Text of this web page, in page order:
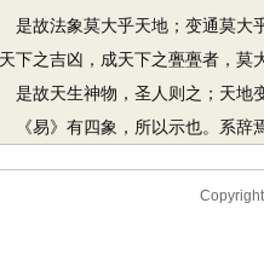
故法象莫大乎天地；变通莫大乎
下之吉凶，成天下之亹亹者，莫
故天生神物，圣人则之；天地变
易》有四象，所以示也。系辞焉